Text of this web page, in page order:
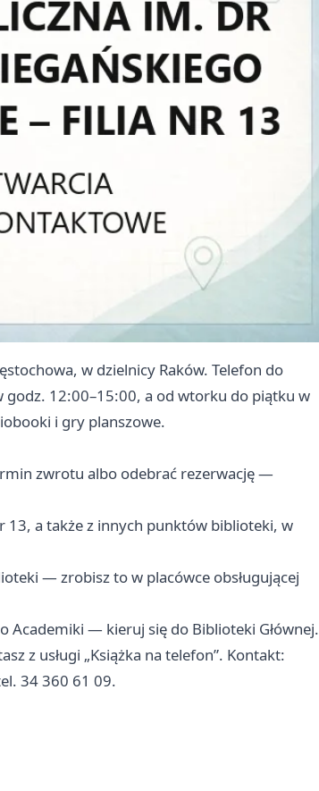
w dzielnicy Raków. Telefon do
godz. 12:00–15:00, a od wtorku do piątku w
i gry planszowe.
zwrotu albo odebrać rezerwację —
13, a także z innych punktów biblioteki, w
— zrobisz to w placówce obsługującej
Academiki — kieruj się do Biblioteki Głównej.
z usługi „Książka na telefon”. Kontakt:
34 360 61 09.